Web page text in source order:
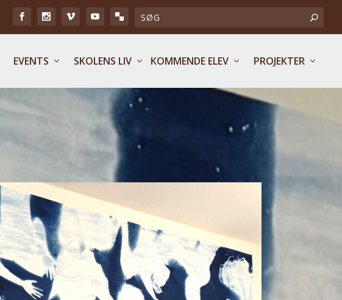
EVENTS SKOLENS LIV KOMMENDE ELEV PROJEKTER